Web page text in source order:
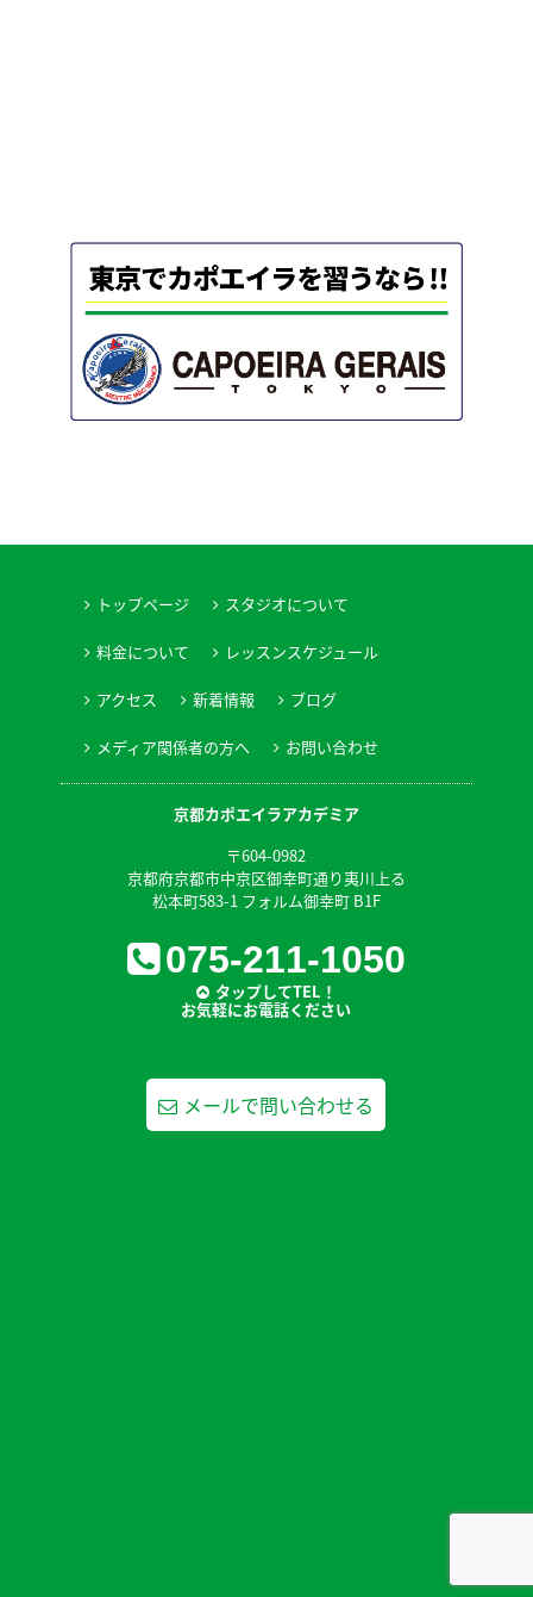
トップページ スタジオについて
料金について レッスンスケジュール
アクセス 新着情報 ブログ
メディア関係者の方へ お問い合わせ
京都カポエイラアカデミア
〒604-0982
京都府京都市中京区御幸町通り夷川上る
松本町583-1 フォルム御幸町 B1F
075-211-1050
タップしてTEL！
お気軽にお電話ください
メールで問い合わせる